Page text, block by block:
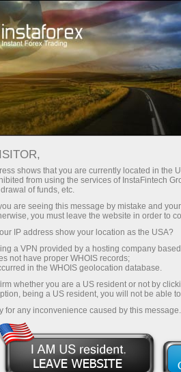
ट्रेडर्स के लिए ट्रेडिंग की शर्तें
Forex
mobile
InstaForex के साथ कभी भी और
और Android के लिए InstaForex
अपने अकाउंट को आसानी से
करने और सीधे अपने स्मार्टफोन से
की सुविधा देते हैं।
shows that you are currently located in the
from using the services of InstaFintech
of funds, etc.
are seeing this message by mistake and
you must leave the website in order to
IP address show your location as the USA?
a VPN provided by a hosting company
not have proper WHOIS records;
in the WHOIS geolocation database.
whether you are a US resident or not by
being a US resident, you will not be able
for any inconvenience caused by this message.